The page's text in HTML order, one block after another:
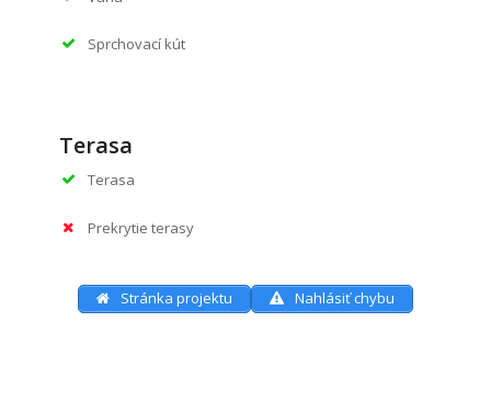
Sprchovací kút
Terasa
Terasa
Prekrytie terasy
Stránka projektu Nahlásiť chybu